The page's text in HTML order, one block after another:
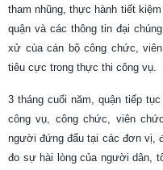
tham nhũng, thực hành tiết
quận và các thông tin đại
xử cùa cán bộ công chức,
tiêu cực trong thực thi công vụ.
3 tháng cuối năm, quận tiếp
công vụ, công chức, viên
người đứng đẩu tại các đơn vị,
đo sự hài lòng của người dân,